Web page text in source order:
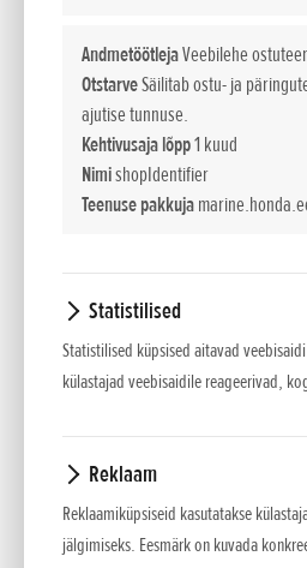
AndmetöötlejaVeebilehe
OtstarveSäilitab ostu- ja
ajutise tunnuse.
Kehtivusaja lõpp1 kuud
NimishopIdentifier
Teenuse pakkuja
Statistilised
Statistilised küpsised aitavad
külastajad veebisaidile reageerivad,
Reklaam
Reklaamiküpsiseid kasutatakse
jälgimiseks. Eesmärk on kuvada
mootoritele kindlad olla.
ESMAKLASSILINE JÕUDLUS.
kõikidel pööretel ning saate
madalaimat tühikäigukiirust. BF 8
digitaalsele süütesüsteemile
MANÖÖVERDAMINE VAID
mudelid on varustatud lihtsasti
roolipinni asendi fiksaatori ning
asub mootori eesotsas. Lisaks
tagades tõeliselt mugava
ALATI USALDUSVÄÄRNE.Vajate
eriti kui viibite kaldast kaugel. BF